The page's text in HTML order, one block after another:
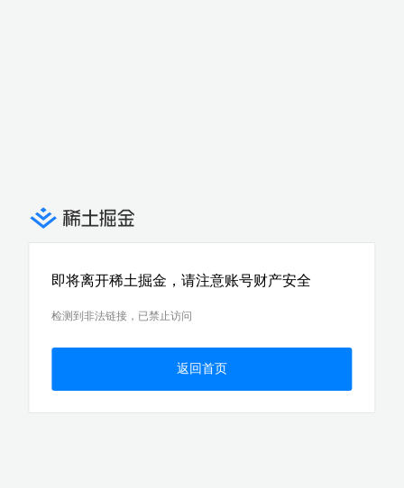
即将离开稀土掘金，请注意账号财产安全
检测到非法链接，已禁止访问
返回首页